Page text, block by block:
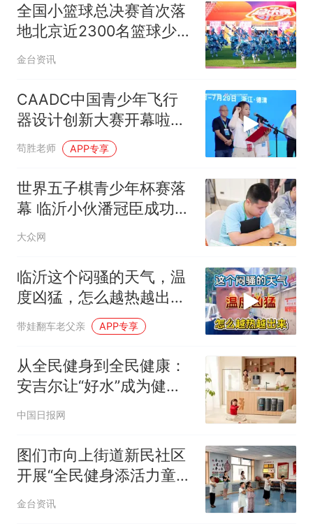
全国小篮球总决赛首次落
地北京近2300名篮球少年
延庆逐梦
金台资讯
CAADC中国青少年飞行
器设计创新大赛开幕啦，
来看小朋友们造飞机
苟胜老师 APP专享
世界五子棋青少年杯赛落
幕 临沂小伙潘冠臣成功夺
得世界冠军
大众网
临沂这个闷骚的天气，温
度凶猛，怎么越热越出
去？
带娃翻车老父亲 APP专享
从全民健身到全民健康：
安吉尔让“好水”成为健康
生活方式的底色
中国日报网
图们市向上街道新民社区
开展“全民健身添活力童趣
舞蹈欢乐多”主题活动
金台资讯